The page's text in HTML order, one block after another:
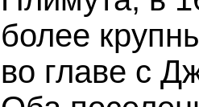
более
во главе с